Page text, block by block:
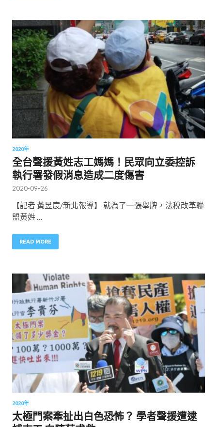
2020年
全台聲援黃姓志工媽媽！民眾向立委控訴
執行署發假消息造成二度傷害
2020-09-26
【記者 黃昱宸/新北報導】 就為了一張舉牌，法稅改革聯
盟黃姓 …
READ MORE
2020年
太極門案牽扯出白色恐怖？ 學者聲援遭逮